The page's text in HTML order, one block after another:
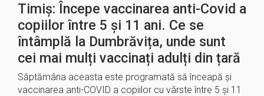
Timiș: Începe vaccinarea anti-Covid a
copiilor între 5 și 11 ani. Ce se
întâmplă la Dumbrăvița, unde sunt
cei mai mulți vaccinați adulți din țară
Săptămâna aceasta este programată să înceapă şi
vaccinarea anti-COVID a copiilor cu vârste între 5 şi 11